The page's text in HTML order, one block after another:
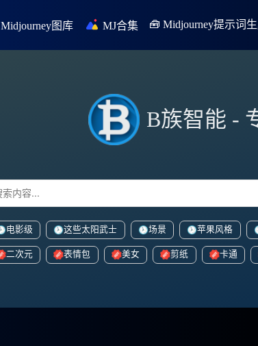
Midjourney图库 MJ合集 🧰 Midjourney提示词
B族智能 -
电影级 这些太阳武士 场景 苹果风格
二次元 表情包 美女 剪纸 卡通